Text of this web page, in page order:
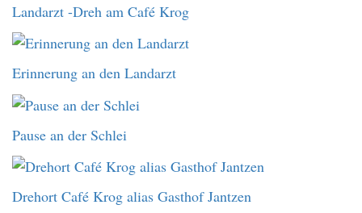
Landarzt -Dreh am Café Krog
Erinnerung an den Landarzt
Pause an der Schlei
Drehort Café Krog alias Gasthof Jantzen